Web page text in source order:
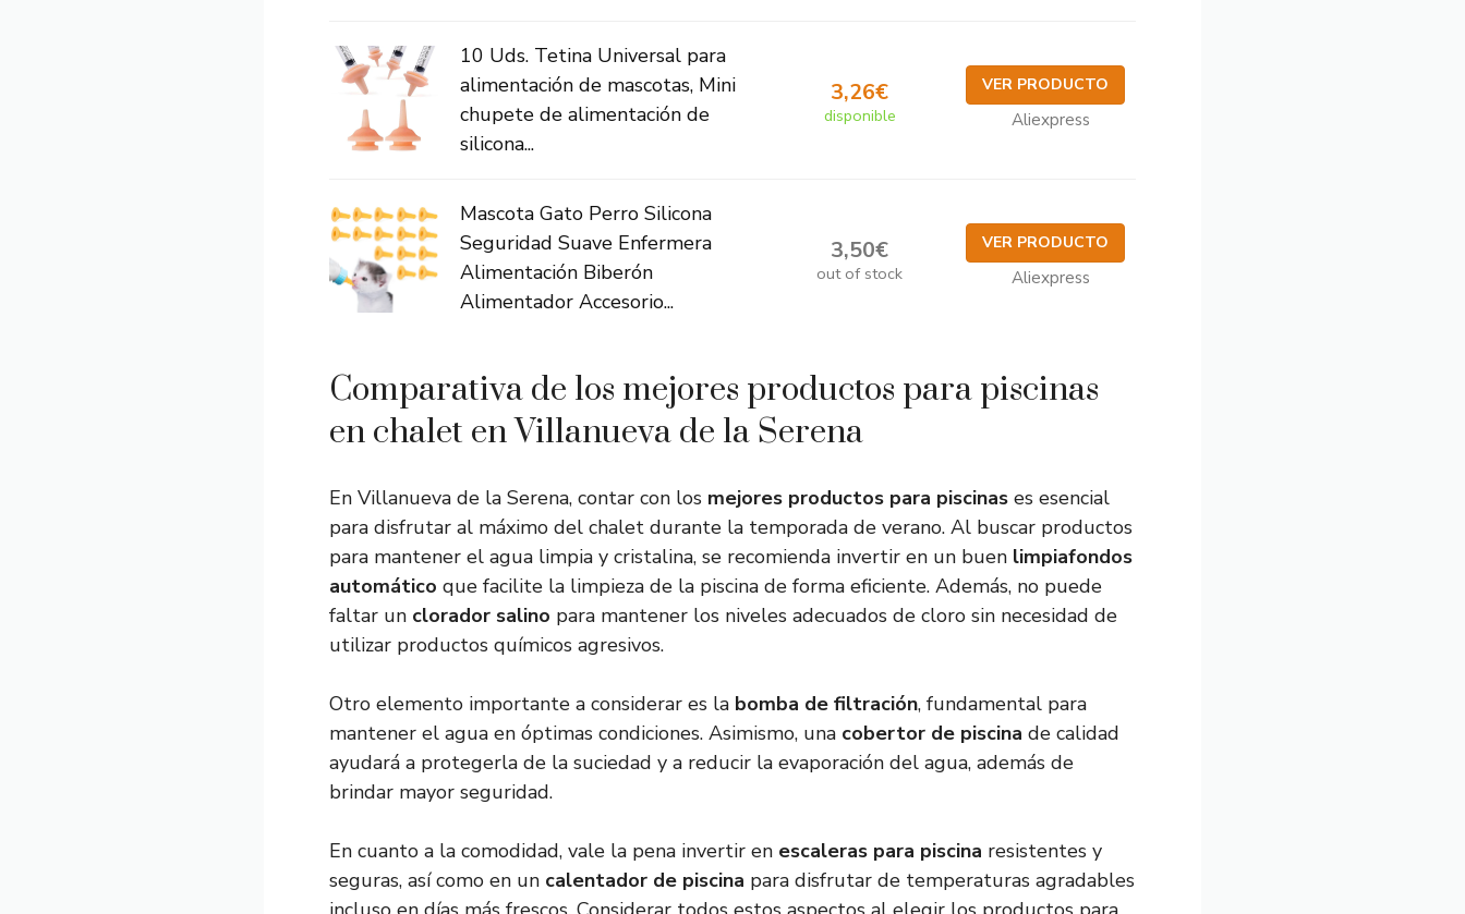
10 Uds. Tetina Universal para
alimentación de mascotas, Mini
chupete de alimentación de
silicona...
3,26€
disponible
VER PRODUCTO
Aliexpress
Mascota Gato Perro Silicona
Seguridad Suave Enfermera
Alimentación Biberón
Alimentador Accesorio...
3,50€
out of stock
VER PRODUCTO
Aliexpress
Comparativa de los mejores productos para piscinas
en chalet en Villanueva de la Serena
En Villanueva de la Serena, contar con los mejores productos para piscinas es esencial
para disfrutar al máximo del chalet durante la temporada de verano. Al buscar productos
para mantener el agua limpia y cristalina, se recomienda invertir en un buen limpiafondos
automático que facilite la limpieza de la piscina de forma eficiente. Además, no puede
faltar un clorador salino para mantener los niveles adecuados de cloro sin necesidad de
utilizar productos químicos agresivos.
Otro elemento importante a considerar es la bomba de filtración, fundamental para
mantener el agua en óptimas condiciones. Asimismo, una cobertor de piscina de calidad
ayudará a protegerla de la suciedad y a reducir la evaporación del agua, además de
brindar mayor seguridad.
En cuanto a la comodidad, vale la pena invertir en escaleras para piscina resistentes y
seguras, así como en un calentador de piscina para disfrutar de temperaturas agradables